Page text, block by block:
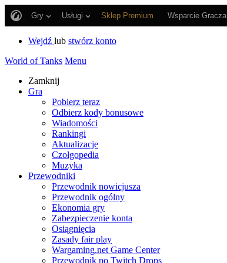
Gry Usługi Sklep Premium Wsparcie Gracza
Wejdź lub stwórz konto
World of Tanks Menu
Zamknij
Gra
Pobierz teraz
Odbierz kody bonusowe
Wiadomości
Rankingi
Aktualizacje
Czołgopedia
Muzyka
Przewodniki
Przewodnik nowicjusza
Przewodnik ogólny
Ekonomia gry
Zabezpieczenie konta
Osiągnięcia
Zasady fair play
Wargaming.net Game Center
Przewodnik po Twitch Drops